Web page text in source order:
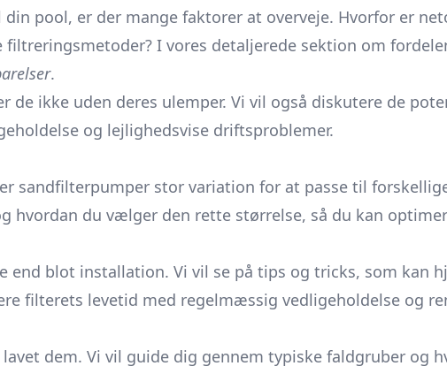
pool, er der mange faktorer at overveje. Hvorfor er
I vores detaljerede sektion om
.
de ikke uden deres ulemper. Vi vil også diskutere de
og lejlighedsvise driftsproblemer.
sandfilterpumper stor variation for at passe til
hvordan du vælger den rette størrelse, så du kan
blot installation. Vi vil se på tips og tricks, som kan
filterets levetid med regelmæssig vedligeholdelse og
dem. Vi vil guide dig gennem typiske faldgruber og